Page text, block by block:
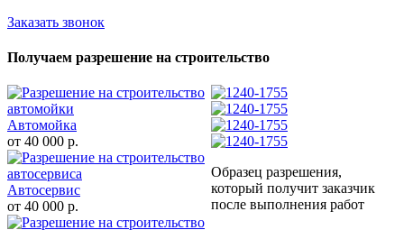
Заказать звонок
Получаем разрешение на строительство
Автомойка
от 40 000 р.
Автосервис
от 40 000 р.
Образец разрешения,
который получит заказчик
после выполнения работ